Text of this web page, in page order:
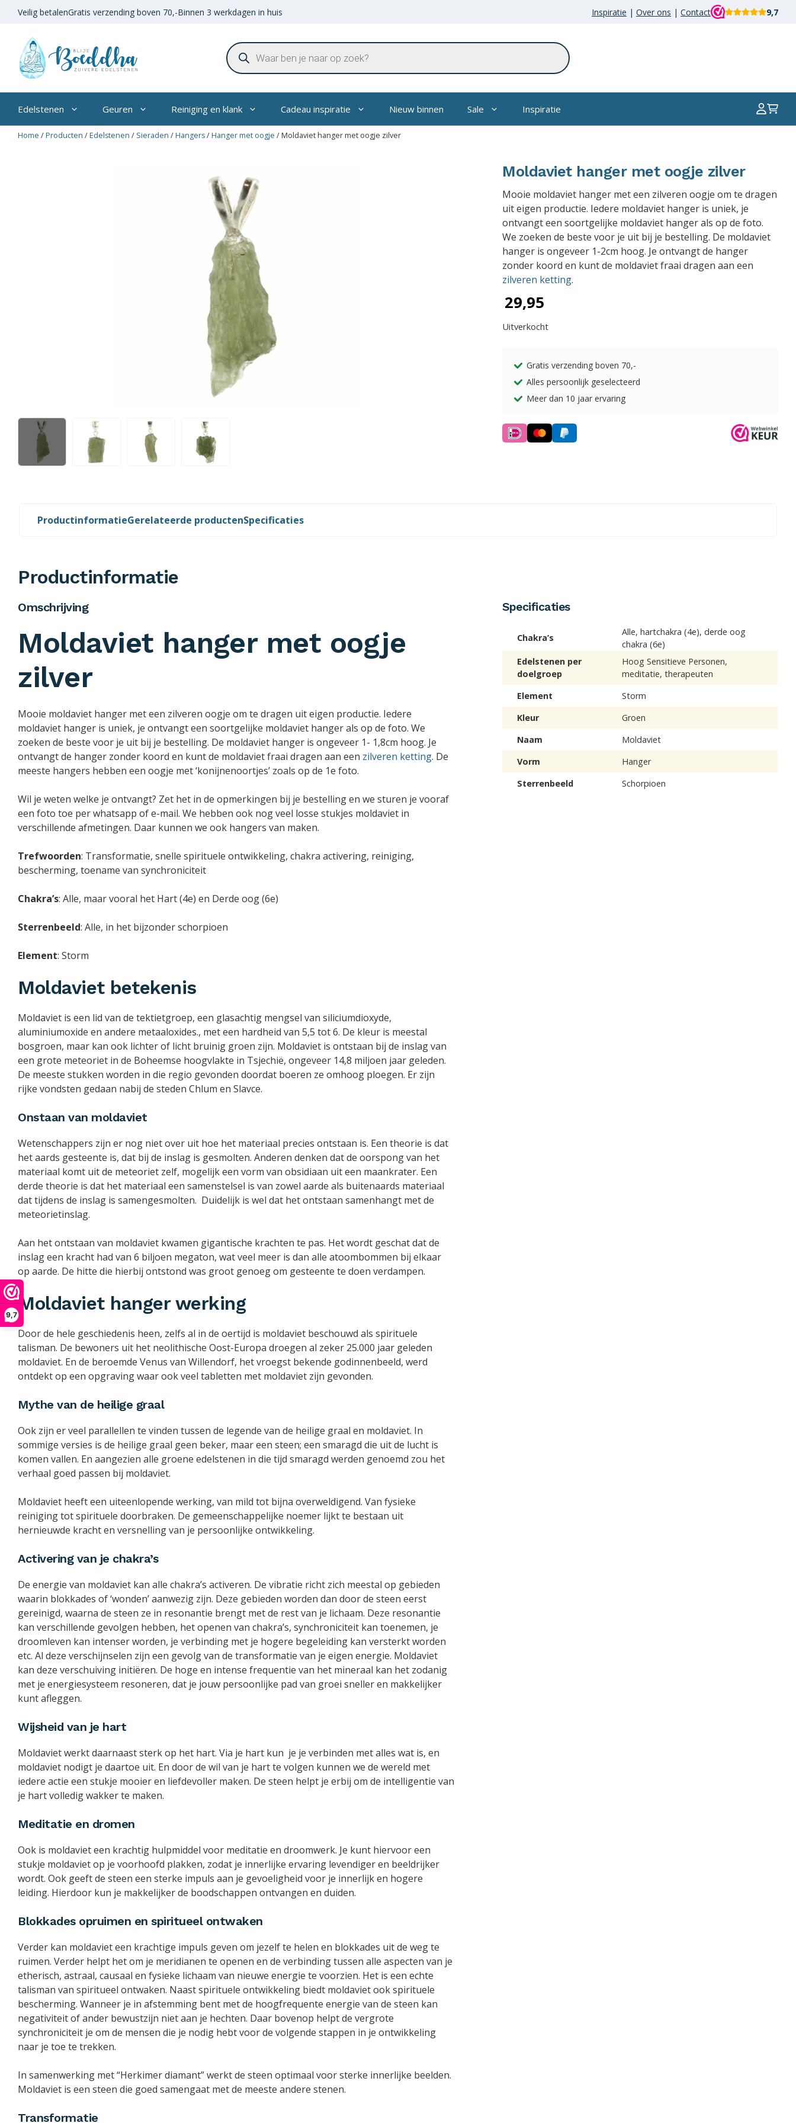
9,7
inhoud
Veilig betalenGratis verzending boven 70,-Binnen 3 werkdagen in huis Inspiratie | Over ons | Contact 9,7
Producten
zoeken
Edelstenen Geuren Reiniging en klank Cadeau inspiratie Nieuw binnen Sale Inspiratie
Home /Producten /Edelstenen / Sieraden /Hangers/Hanger met oogje / Moldaviet hanger met oogje zilver
Moldaviet hanger met oogje zilver
Mooie moldaviet hanger met een zilveren oogje om te dragen
uit eigen productie. Iedere moldaviet hanger is uniek, je
ontvangt een soortgelijke moldaviet hanger als op de foto.
We zoeken de beste voor je uit bij je bestelling. De moldaviet
hanger is ongeveer 1-2cm hoog. Je ontvangt de hanger
zonder koord en kunt de moldaviet fraai dragen aan een
zilveren ketting.
29,95
Uitverkocht
Gratis verzending boven 70,-
Alles persoonlijk geselecteerd
Meer dan 10 jaar ervaring
ProductinformatieGerelateerde productenSpecificaties
Productinformatie
Omschrijving
Moldaviet hanger met oogje
zilver
Mooie moldaviet hanger met een zilveren oogje om te dragen uit eigen productie. Iedere
moldaviet hanger is uniek, je ontvangt een soortgelijke moldaviet hanger als op de foto. We
zoeken de beste voor je uit bij je bestelling. De moldaviet hanger is ongeveer 1- 1,8cm hoog. Je
ontvangt de hanger zonder koord en kunt de moldaviet fraai dragen aan een zilveren ketting. De
meeste hangers hebben een oogje met ‘konijnenoortjes’ zoals op de 1e foto.
Wil je weten welke je ontvangt? Zet het in de opmerkingen bij je bestelling en we sturen je vooraf
een foto toe per whatsapp of e-mail. We hebben ook nog veel losse stukjes moldaviet in
verschillende afmetingen. Daar kunnen we ook hangers van maken.
Trefwoorden: Transformatie, snelle spirituele ontwikkeling, chakra activering, reiniging,
bescherming, toename van synchroniciteit
Chakra’s: Alle, maar vooral het Hart (4e) en Derde oog (6e)
Sterrenbeeld: Alle, in het bijzonder schorpioen
Element: Storm
Moldaviet betekenis
Moldaviet is een lid van de tektietgroep, een glasachtig mengsel van siliciumdioxyde,
aluminiumoxide en andere metaaloxides., met een hardheid van 5,5 tot 6. De kleur is meestal
bosgroen, maar kan ook lichter of licht bruinig groen zijn. Moldaviet is ontstaan bij de inslag van
een grote meteoriet in de Boheemse hoogvlakte in Tsjechië, ongeveer 14,8 miljoen jaar geleden.
De meeste stukken worden in die regio gevonden doordat boeren ze omhoog ploegen. Er zijn
rijke vondsten gedaan nabij de steden Chlum en Slavce.
Onstaan van moldaviet
Wetenschappers zijn er nog niet over uit hoe het materiaal precies ontstaan is. Een theorie is dat
het aards gesteente is, dat bij de inslag is gesmolten. Anderen denken dat de oorspong van het
materiaal komt uit de meteoriet zelf, mogelijk een vorm van obsidiaan uit een maankrater. Een
derde theorie is dat het materiaal een samenstelsel is van zowel aarde als buitenaards materiaal
dat tijdens de inslag is samengesmolten. Duidelijk is wel dat het ontstaan samenhangt met de
meteorietinslag.
Aan het ontstaan van moldaviet kwamen gigantische krachten te pas. Het wordt geschat dat de
inslag een kracht had van 6 biljoen megaton, wat veel meer is dan alle atoombommen bij elkaar
op aarde. De hitte die hierbij ontstond was groot genoeg om gesteente te doen verdampen.
Moldaviet hanger werking
Door de hele geschiedenis heen, zelfs al in de oertijd is moldaviet beschouwd als spirituele
talisman. De bewoners uit het neolithische Oost-Europa droegen al zeker 25.000 jaar geleden
moldaviet. En de beroemde Venus van Willendorf, het vroegst bekende godinnenbeeld, werd
ontdekt op een opgraving waar ook veel tabletten met moldaviet zijn gevonden.
Mythe van de heilige graal
Ook zijn er veel parallellen te vinden tussen de legende van de heilige graal en moldaviet. In
sommige versies is de heilige graal geen beker, maar een steen; een smaragd die uit de lucht is
komen vallen. En aangezien alle groene edelstenen in die tijd smaragd werden genoemd zou het
verhaal goed passen bij moldaviet.
Moldaviet heeft een uiteenlopende werking, van mild tot bijna overweldigend. Van fysieke
reiniging tot spirituele doorbraken. De gemeenschappelijke noemer lijkt te bestaan uit
hernieuwde kracht en versnelling van je persoonlijke ontwikkeling.
Activering van je chakra’s
De energie van moldaviet kan alle chakra’s activeren. De vibratie richt zich meestal op gebieden
waarin blokkades of ‘wonden’ aanwezig zijn. Deze gebieden worden dan door de steen eerst
gereinigd, waarna de steen ze in resonantie brengt met de rest van je lichaam. Deze resonantie
kan verschillende gevolgen hebben, het openen van chakra’s, synchroniciteit kan toenemen, je
droomleven kan intenser worden, je verbinding met je hogere begeleiding kan versterkt worden
etc. Al deze verschijnselen zijn een gevolg van de transformatie van je eigen energie. Moldaviet
kan deze verschuiving initiëren. De hoge en intense frequentie van het mineraal kan het zodanig
met je energiesysteem resoneren, dat je jouw persoonlijke pad van groei sneller en makkelijker
kunt afleggen.
Wijsheid van je hart
Moldaviet werkt daarnaast sterk op het hart. Via je hart kun je je verbinden met alles wat is, en
moldaviet nodigt je daartoe uit. En door de wil van je hart te volgen kunnen we de wereld met
iedere actie een stukje mooier en liefdevoller maken. De steen helpt je erbij om de intelligentie van
je hart volledig wakker te maken.
Meditatie en dromen
Ook is moldaviet een krachtig hulpmiddel voor meditatie en droomwerk. Je kunt hiervoor een
stukje moldaviet op je voorhoofd plakken, zodat je innerlijke ervaring levendiger en beeldrijker
wordt. Ook geeft de steen een sterke impuls aan je gevoeligheid voor je innerlijk en hogere
leiding. Hierdoor kun je makkelijker de boodschappen ontvangen en duiden.
Blokkades opruimen en spiritueel ontwaken
Verder kan moldaviet een krachtige impuls geven om jezelf te helen en blokkades uit de weg te
ruimen. Verder helpt het om je meridianen te openen en de verbinding tussen alle aspecten van je
etherisch, astraal, causaal en fysieke lichaam van nieuwe energie te voorzien. Het is een echte
talisman van spiritueel ontwaken. Naast spirituele ontwikkeling biedt moldaviet ook spirituele
bescherming. Wanneer je in afstemming bent met de hoogfrequente energie van de steen kan
negativiteit of ander bewustzijn niet aan je hechten. Daar bovenop helpt de vergrote
synchroniciteit je om de mensen die je nodig hebt voor de volgende stappen in je ontwikkeling
naar je toe te trekken.
In samenwerking met “Herkimer diamant” werkt de steen optimaal voor sterke innerlijke beelden.
Moldaviet is een steen die goed samengaat met de meeste andere stenen.
Transformatie
Specificaties
Chakra’s
Alle, hartchakra (4e), derde oog
chakra (6e)
Edelstenen per
doelgroep
Hoog Sensitieve Personen,
meditatie, therapeuten
Element
Storm
Kleur
Groen
Naam
Moldaviet
Vorm
Hanger
Sterrenbeeld
Schorpioen